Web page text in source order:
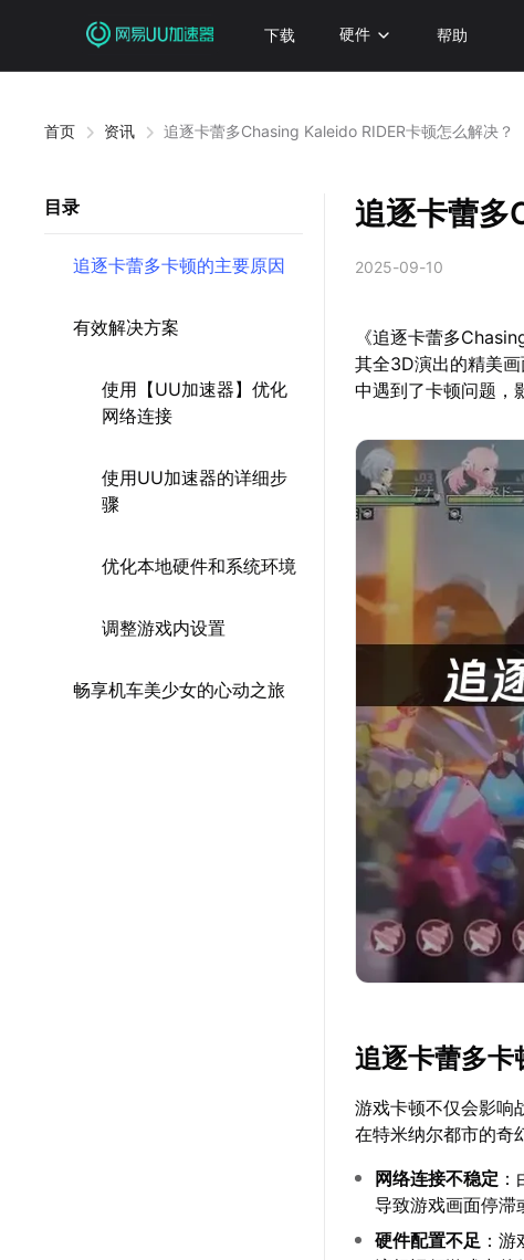
下载 硬件 帮助
首页 资讯 追逐卡蕾多Chasing Kaleido RIDER卡顿怎么解决？
目录
追逐卡蕾多卡顿的主要原因
有效解决方案
使用【UU加速器】优化
网络连接
使用UU加速器的详细步
骤
优化本地硬件和系统环境
调整游戏内设置
畅享机车美少女的心动之旅
追逐卡蕾多
2025-09-10
《追逐卡蕾多
其全3D演出的精美
中遇到了卡顿问题，
追逐卡蕾多卡
游戏卡顿不仅会影响
在特米纳尔都市的奇
网络连接不稳定
导致游戏画面停滞
硬件配置不足 ：